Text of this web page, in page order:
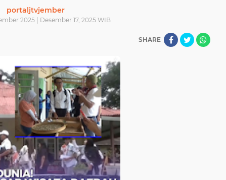
portaljtvjember
2025 | Desember 17, 2025 WIB
SHARE